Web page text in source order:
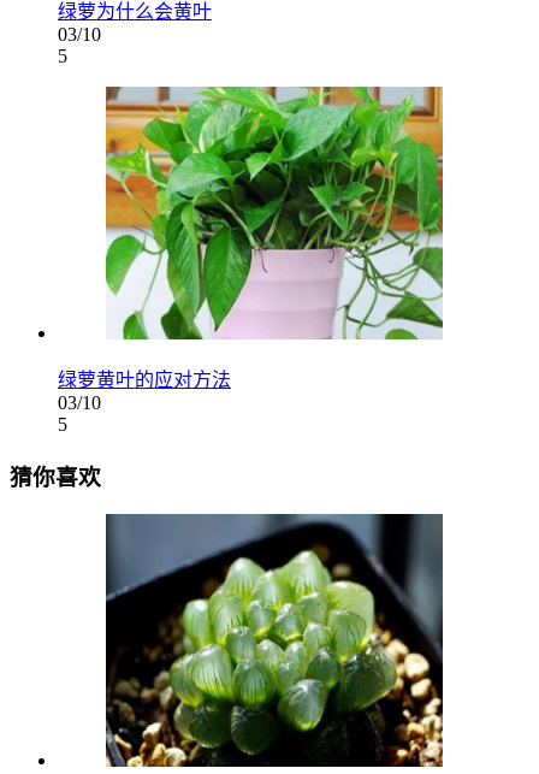
绿萝为什么会黄叶
03/10
5
绿萝黄叶的应对方法
03/10
5
猜你喜欢